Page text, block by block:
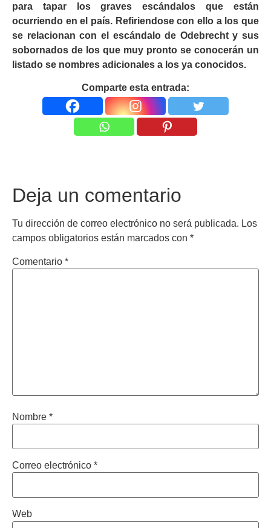
para tapar los graves escándalos que están
ocurriendo en el país. Refiriendose con ello a los que
se relacionan con el escándalo de Odebrecht y sus
sobornados de los que muy pronto se conocerán un
listado se nombres adicionales a los ya conocidos.
Comparte esta entrada:
Deja un comentario
Tu dirección de correo electrónico no será publicada. Los
campos obligatorios están marcados con *
Comentario *
Nombre *
Correo electrónico *
Web